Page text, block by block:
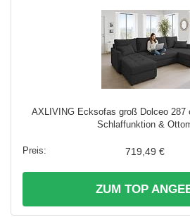
AXLIVING Ecksofas groß Dolceo 287
Schlaffunktion &
719,49 €
ZUM TOP